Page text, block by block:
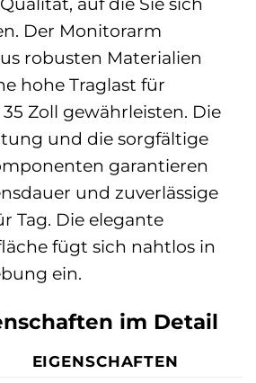
Der Monitorarm
robusten Materialien
hohe Traglast für
35 Zoll gewährleisten. Die
und die sorgfältige
garantieren
und zuverlässige
Tag. Die elegante
fügt sich nahtlos in
ein.
im Detail
EIGENSCHAFTEN